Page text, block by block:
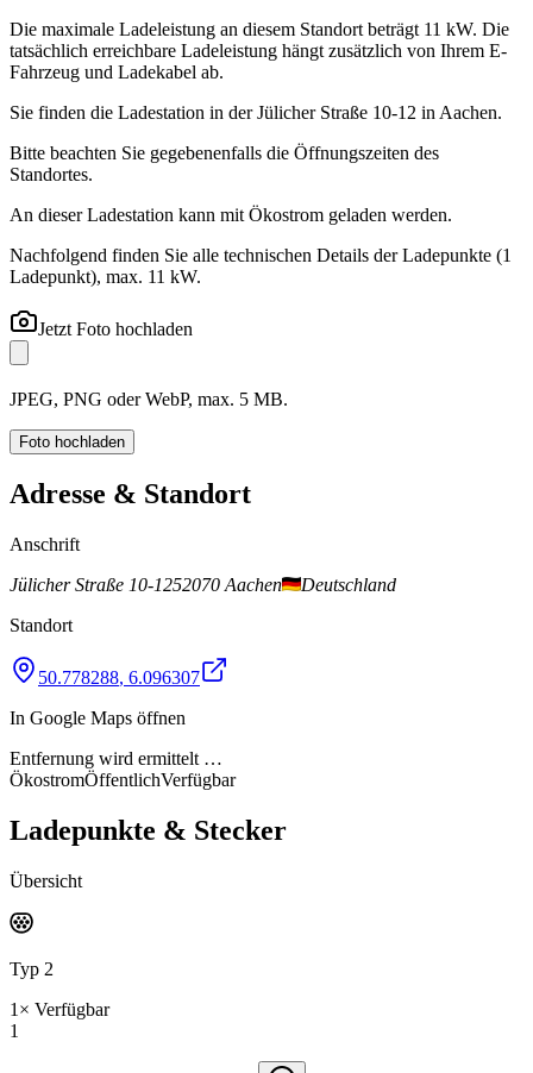
Die maximale Ladeleistung an diesem Standort beträgt 11 kW. Die
tatsächlich erreichbare Ladeleistung hängt zusätzlich von Ihrem E-
Fahrzeug und Ladekabel ab.
Sie finden die Ladestation in der Jülicher Straße 10-12 in Aachen.
Bitte beachten Sie gegebenenfalls die Öffnungszeiten des
Standortes.
An dieser Ladestation kann mit Ökostrom geladen werden.
Nachfolgend finden Sie alle technischen Details der Ladepunkte (1
Ladepunkt), max. 11 kW.
Jetzt Foto hochladen
JPEG, PNG oder WebP, max. 5 MB.
Foto hochladen
Adresse & Standort
Anschrift
Jülicher Straße 10-1252070 Aachen
Deutschland
Standort
50.778288, 6.096307
In Google Maps öffnen
Entfernung wird ermittelt …
ÖkostromÖffentlichVerfügbar
Ladepunkte & Stecker
Übersicht
Typ 2
1 × Verfügbar
1